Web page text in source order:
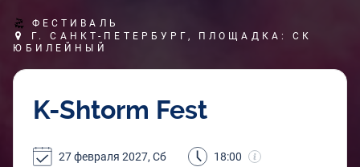
ФЕСТИВАЛЬ
Г. САНКТ-ПЕТЕРБУРГ, ПЛОЩАДКА: СК
ЮБИЛЕЙНЫЙ
K-Shtorm Fest
27 февраля 2027, Сб 18:00